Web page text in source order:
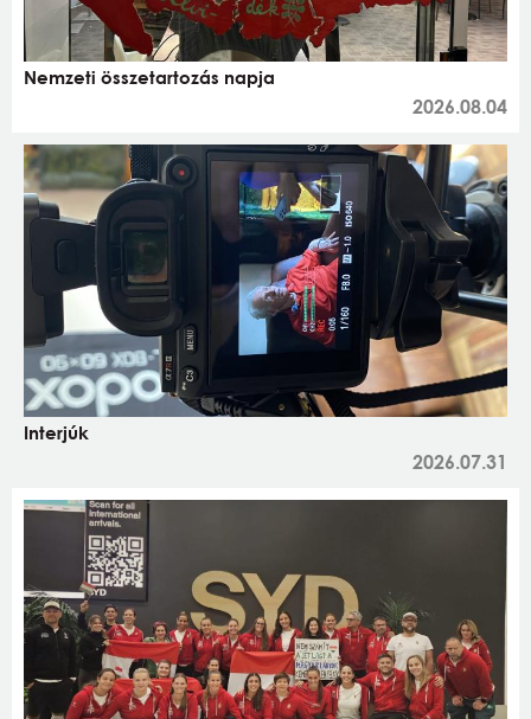
Nemzeti összetartozás napja
2026.08.04
Interjúk
2026.07.31